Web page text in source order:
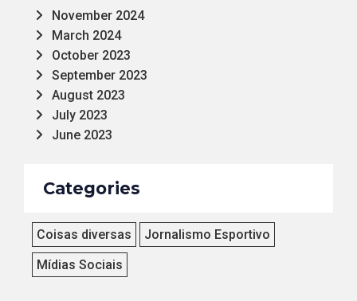
November 2024
March 2024
October 2023
September 2023
August 2023
July 2023
June 2023
Categories
Coisas diversas
Jornalismo Esportivo
Mídias Sociais